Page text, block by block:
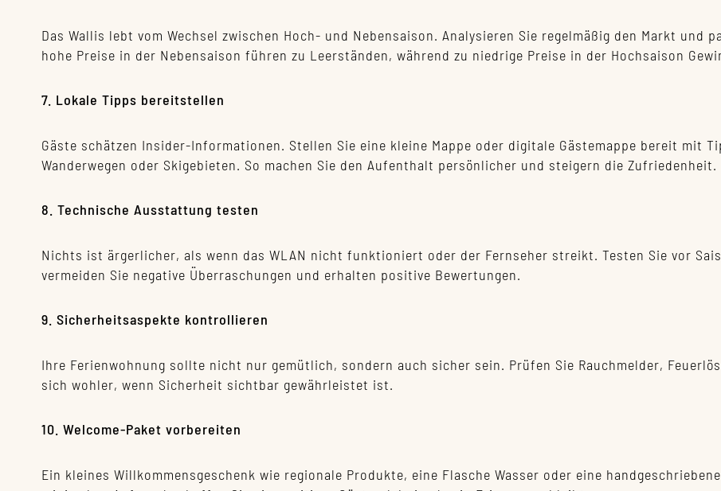
Das Wallis lebt vom Wechsel zwischen Hoch- und Nebensaison. Analysieren Sie regelmäßig den Markt und
hohe Preise in der Nebensaison führen zu Leerständen, während zu niedrige Preise in der Hochsaison
7. Lokale Tipps bereitstellen
Gäste schätzen Insider-Informationen. Stellen Sie eine kleine Mappe oder digitale Gästemappe bereit mit
Wanderwegen oder Skigebieten. So machen Sie den Aufenthalt persönlicher und steigern die Zufriedenheit.
8. Technische Ausstattung testen
Nichts ist ärgerlicher, als wenn das WLAN nicht funktioniert oder der Fernseher streikt. Testen Sie vor
vermeiden Sie negative Überraschungen und erhalten positive Bewertungen.
9. Sicherheitsaspekte kontrollieren
Ihre Ferienwohnung sollte nicht nur gemütlich, sondern auch sicher sein. Prüfen Sie Rauchmelder,
sich wohler, wenn Sicherheit sichtbar gewährleistet ist.
10. Welcome-Paket vorbereiten
Ein kleines Willkommensgeschenk wie regionale Produkte, eine Flasche Wasser oder eine